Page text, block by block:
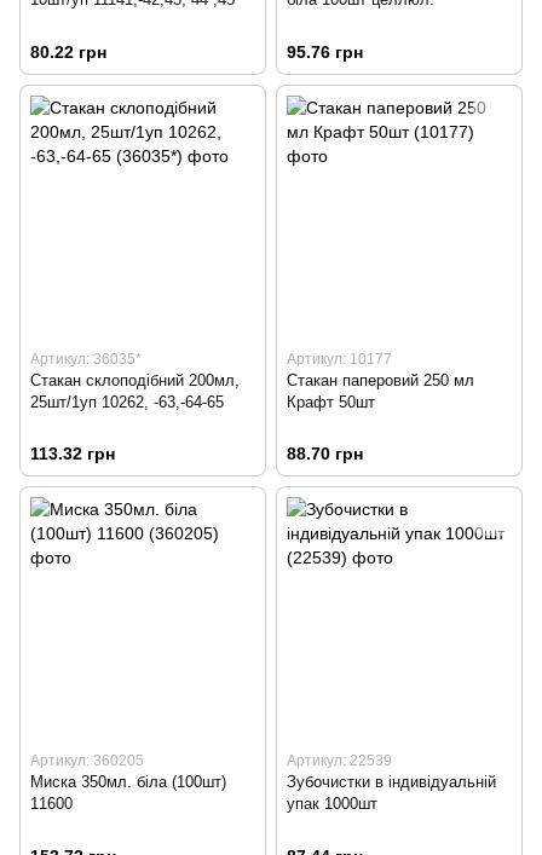
80.22 грн 95.76 грн
Артикул: 36035*
Стакан склоподібний 200мл,
25шт/1уп 10262, -63,-64-65
113.32 грн
Артикул: 10177
Стакан паперовий 250 мл
Крафт 50шт
88.70 грн
Артикул: 360205
Миска 350мл. біла (100шт)
11600
Артикул: 22539
Зубочистки в індивідуальній
упак 1000шт